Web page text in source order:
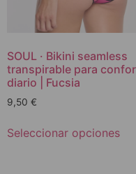
SOUL · Bikini seamless
transpirable para
diario | Fucsia
9,50 €
Seleccionar opciones